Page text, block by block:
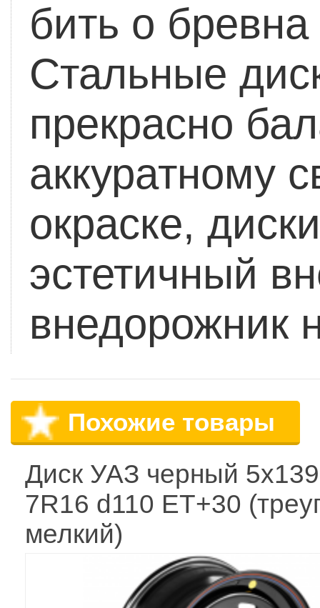
бить о
Стальные
прекрасно
аккуратному
окраске,
эстетичный
внедорожник
Похожие товары
Диск УАЗ черный
7R16 d110 ET+30
мелкий)